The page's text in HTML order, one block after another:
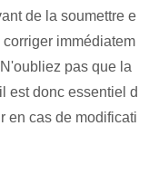
de la soumettre e
immédiatem
pas que ‌la
est donc essentiel d
en cas de modificati